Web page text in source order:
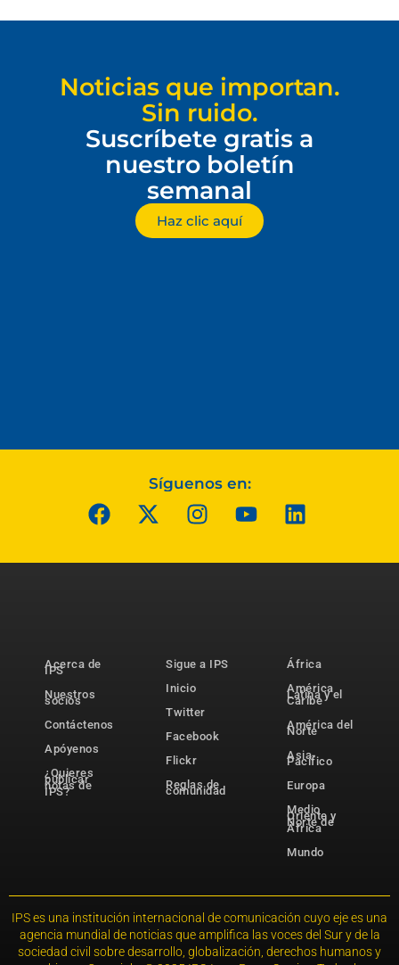
Noticias que importan.
Sin ruido.
Suscríbete gratis a
nuestro boletín
semanal
Haz clic aquí
Síguenos en:
Acerca de
IPS
Nuestros
socios
Contáctenos
Apóyenos
¿Quieres
publicar
notas de
IPS?
Sigue a IPS
Inicio
Twitter
Facebook
Flickr
Reglas de
comunidad
África
América
Latina y el
Caribe
América del
Norte
Asia-
Pacífico
Europa
Medio
Oriente y
Norte de
África
Mundo
IPS es una institución internacional de comunicación cuyo eje es una
agencia mundial de noticias que amplifica las voces del Sur y de la
sociedad civil sobre desarrollo, globalización, derechos humanos y